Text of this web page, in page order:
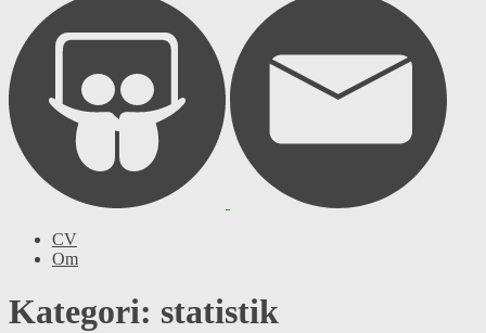
CV
Om
Kategori: statistik